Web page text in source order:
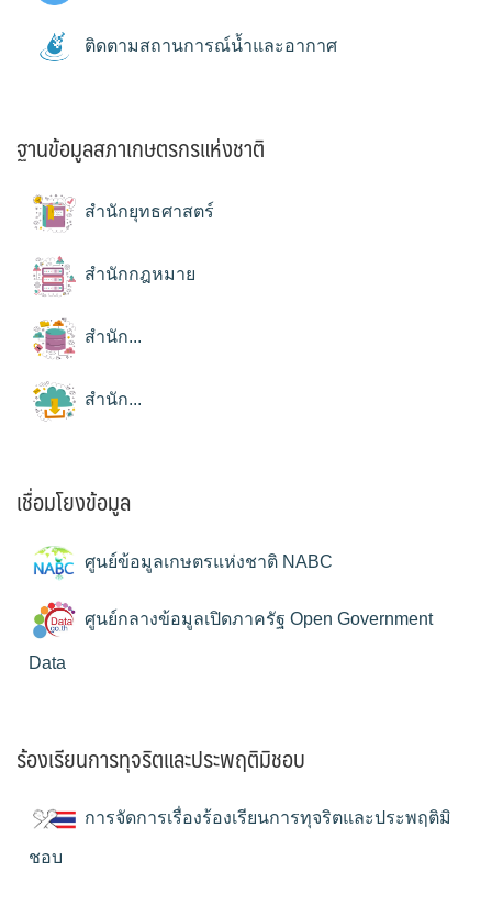
ติดตามสถานการณ์น้ำและอากาศ
ฐานข้อมูลสภาเกษตรกรแห่งชาติ
สำนักยุทธศาสตร์
สำนักกฎหมาย
สำนัก...
สำนัก...
เชื่อมโยงข้อมูล
ศูนย์ข้อมูลเกษตรแห่งชาติ NABC
ศูนย์กลางข้อมูลเปิดภาครัฐ Open Government
Data
ร้องเรียนการทุจริตและประพฤติมิชอบ
การจัดการเรื่องร้องเรียนการทุจริตและประพฤติมิ
ชอบ